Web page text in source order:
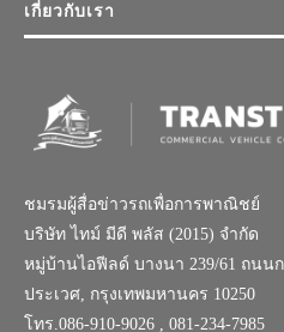
เกี่ยวกับเรา
ชมรมผู้สื่อข่าวรถเพื่อการพาณิชย์
บริษัท ไทม์ มีดี พลัส (2015) จำกัด
หมู่บ้านไอฟีลด์ บางนา 239/61 ถนน
ประเวศ, กรุงเทพมหานคร 10250
โทร.086-910-9026 , 081-234-7985